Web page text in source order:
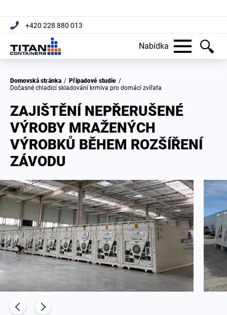
+420 228 880 013
Nabídka
Domovská stránka / Případové studie /
Dočasné chladicí skladování krmiva pro domácí zvířata
ZAJIŠTĚNÍ NEPŘERUŠENÉ
VÝROBY MRAŽENÝCH
VÝROBKŮ BĚHEM ROZŠÍŘENÍ
ZÁVODU